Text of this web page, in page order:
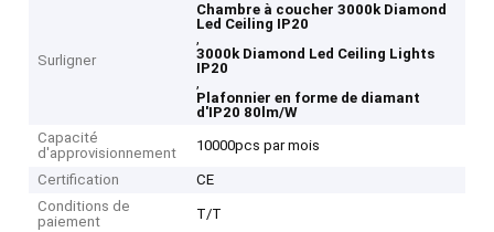
Surligner
Chambre à coucher 3000k Diamond
Led Ceiling IP20
,
3000k Diamond Led Ceiling Lights
IP20
,
Plafonnier en forme de diamant
d'IP20 80lm/W
Capacité
d'approvisionnement
10000pcs par mois
Certification
CE
Conditions de
paiement
T/T